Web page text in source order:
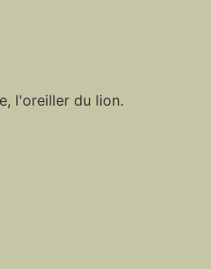
l'oreiller du lion.